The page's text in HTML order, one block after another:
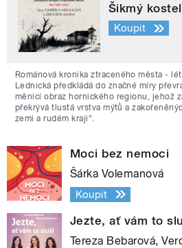
Šikmý
Koupit
Románová kronika ztraceného města -
Lednická předkládá do značné míry
měnící obraz hornického regionu, jehož
překrývá tlustá vrstva mýtů a
zemi a rudém kraji“.
Moci bez nemoci
Šárka Volemanová
Koupit
Jezte, ať vám to
Tereza Bebarová,